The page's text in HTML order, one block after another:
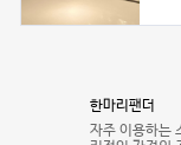
한마리팬더
자주 이용하는